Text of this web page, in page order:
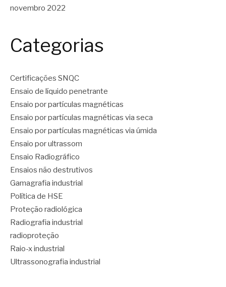
novembro 2022
Categorias
Certificações SNQC
Ensaio de líquido penetrante
Ensaio por partículas magnéticas
Ensaio por partículas magnéticas via seca
Ensaio por partículas magnéticas via úmida
Ensaio por ultrassom
Ensaio Radiográfico
Ensaios não destrutivos
Gamagrafia industrial
Política de HSE
Proteção radiológica
Radiografia industrial
radioproteção
Raio-x industrial
Ultrassonografia industrial